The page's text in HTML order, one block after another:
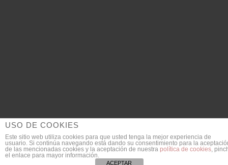
© 2018 DanieldeGarcia.com | Fotógrafo de Bodas
SEO Provided byJULIAN MACIAS
USO DE COOKIES
Este sitio web utiliza cookies para que usted tenga la mejor experiencia de
usuario. Si continúa navegando está dando su consentimiento para la
de las mencionadas cookies y la aceptación de nuestra política de cookies,
el enlace para mayor información.
ACEPTAR